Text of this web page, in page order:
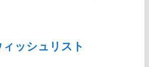
ッシュリスト